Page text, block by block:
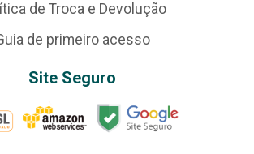
de Troca e Devolução
de primeiro acesso
Site Seguro